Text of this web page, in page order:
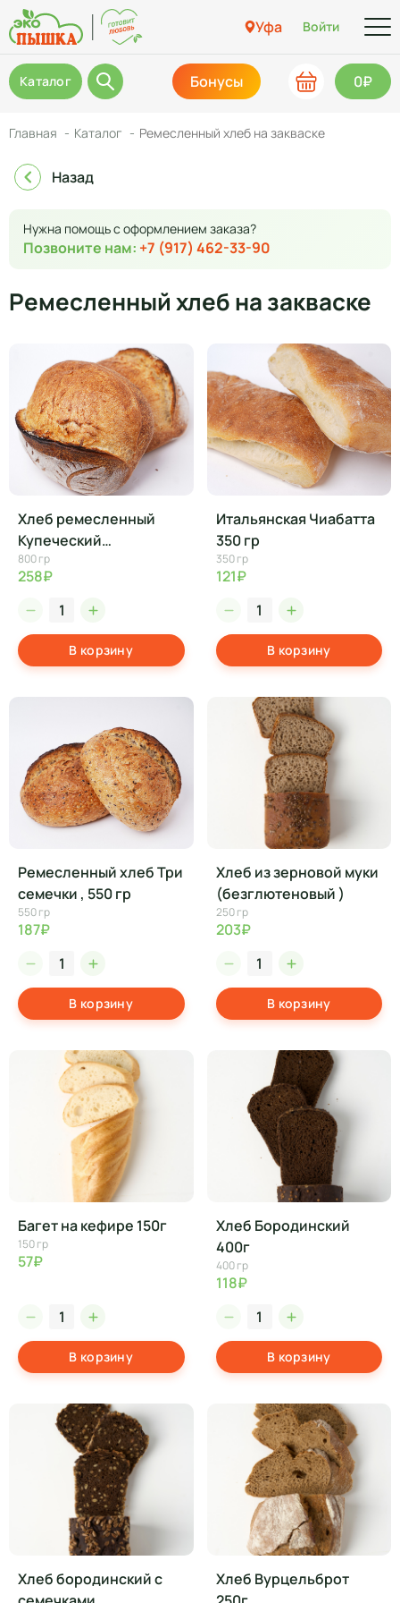
Уфа Войти
Каталог Бонусы 0₽
Главная Каталог Ремесленный хлеб на закваске
Назад
Нужна помощь с оформлением заказа?
Позвоните нам: +7 (917) 462-33-90
Ремесленный хлеб на закваске
Хлеб ремесленный
Купеческий
бездрожжевой, шт
800 гр
258₽
В корзину
Итальянская Чиабатта
350 гр
350 гр
121₽
В корзину
Ремесленный хлеб Три
семечки , 550 гр
550 гр
187₽
В корзину
Хлеб из зерновой муки
(безглютеновый )
250 гр
203₽
В корзину
Багет на кефире 150г
150 гр
57₽
В корзину
Хлеб Бородинский
400г
400 гр
118₽
В корзину
Хлеб бородинский с
Хлеб Вурцельброт